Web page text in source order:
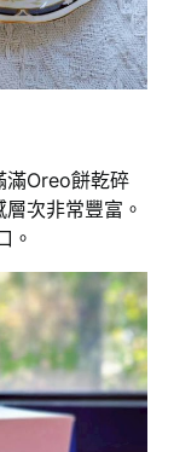
滿Oreo餅乾碎
次非常豐富。
。